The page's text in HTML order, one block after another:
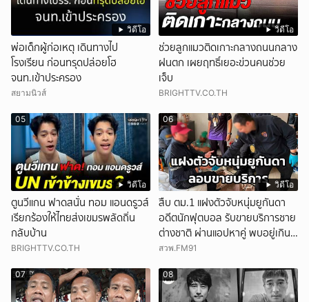
วิดีโอ
พ่อเด็กผู้ก่อเหตุ เดินทางไป
โรงเรียน ก่อนทรุดปล่อยโฮ
จนท.เข้าประครอง
สยามนิวส์
วิดีโอ
ช่วยลูกแมวติดเกาะกลางถนนกลาง
ฝนตก เผยฤทธิ์เยอะข่วนคนช่วย
เจ็บ
BRIGHTTV.CO.TH
วิดีโอ
05
ตูนวีแกน ฟาดสนั่น ทอม แอนดรูวส์
เรียกร้องให้ไทยส่งเขมรพลัดถิ่น
กลับบ้าน
BRIGHTTV.CO.TH
วิดีโอ
06
สืบ ตม.1 แฝงตัวจับหนุ่มยูกันดา
อดีตนักฟุตบอล รับขายบริการชาย
ต่างชาติ ผ่านแอปหาคู่ พบอยู่เกิน
กำหนดอนุญาต
สวพ.FM91
07 08